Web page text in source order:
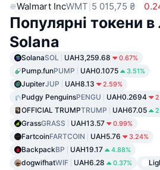
Walmart IncWMT 5 015,75 ₴
Популярні токени
Solana
SolanaSOL UAH3,259.68 0.67%
Pump.funPUMP UAH0.1075 3.51%
JupiterJUP UAH8.13 2.59%
Pudgy PenguinsPENGU UAH0.2694
OFFICIAL TRUMPTRUMP UAH67.05
GrassGRASS UAH13.57 0.99%
FartcoinFARTCOIN UAH5.76 3.24%
BackpackBP UAH19.17 4.88%
dogwifhatWIF UAH6.28 0.37%